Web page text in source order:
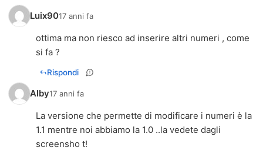
Luix9017 anni fa
ottima ma non riesco ad inserire altri numeri , come
si fa ?
Rispondi
Alby17 anni fa
La versione che permette di modificare i numeri è la
1.1 mentre noi abbiamo la 1.0 ..la vedete dagli
screensho t!